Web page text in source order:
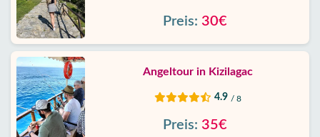
Preis: 30€
Angeltour in Kizilagac
4.9 / 8
Preis: 35€